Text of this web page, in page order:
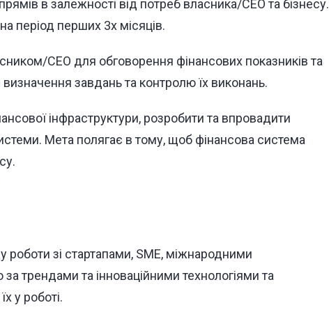
в залежності від потреб власника/СЕО та бізнесу.
період перших 3х місяців.
СЕО для обговорення фінансових показників та
завдань та контролю їх виконань.
інфраструктури, розробити та впровадити
Мета полягає в тому, щоб фінансова система
роботи зі стартапами, SME, міжнародними
трендами та інноваційними технологіями та
у роботі.